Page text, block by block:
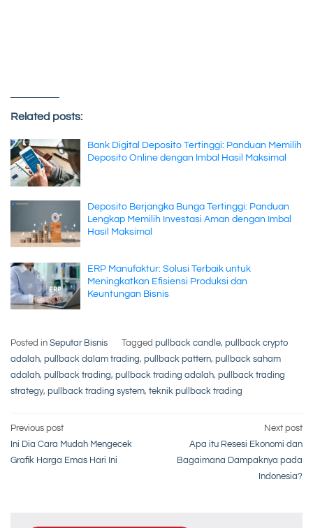
Related posts:
Bank Digital Deposito Tertinggi: Panduan Memilih
Deposito Online dengan Imbal Hasil Maksimal
Deposito Berjangka Bunga Tertinggi: Panduan
Lengkap Memilih Investasi Aman dengan Imbal
Hasil Maksimal
ERP Manufaktur: Solusi Terbaik untuk
Meningkatkan Efisiensi Produksi dan
Keuntungan Bisnis
Posted in Seputar Bisnis Tagged pullback candle, pullback crypto
adalah, pullback dalam trading, pullback pattern, pullback saham
adalah, pullback trading, pullback trading adalah, pullback trading
strategy, pullback trading system, teknik pullback trading
Post
navigation
Previous post
Ini Dia Cara Mudah Mengecek
Grafik Harga Emas Hari Ini
Next post
Apa itu Resesi Ekonomi dan
Bagaimana Dampaknya pada
Indonesia?